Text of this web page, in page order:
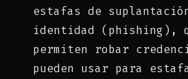
estafas de
identidad (phishing),
permiten robar
pueden usar para